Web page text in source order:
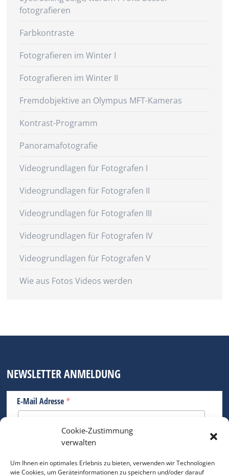
Cookie-Zustimmung
verwalten
Um Ihnen ein optimales Erlebnis zu bieten, verwenden wir Technologien
wie Cookies, um Geräteinformationen zu speichern und/oder darauf
fotografieren
Farbkontraste
Fotografieren im Winter I
Fotografieren im Winter II
Fremdobjektive an Olympus MFT-Kameras
Kontrast-Programm
Panoramafotografie
Videogrundlagen für Fotografen I
Videogrundlagen für Fotografen II
Videogrundlagen für Fotografen III
Videogrundlagen für Fotografen IV
Videogrundlagen für Fotografen V
Wie aus Fotos Videos werden
NEWSLETTER ANMELDUNG
E-Mail Adresse *
Bitte geben Sie Ihre E-Mail Adresse ein.
*